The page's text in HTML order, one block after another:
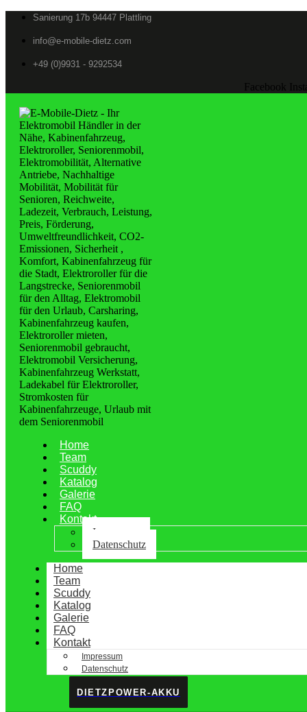
Sanierung 17b 94447 Plattling
info@e-mobile-dietz.com
+49 (0)9931 - 9292534
Facebook
Home
Team
Scuddy
Katalog
Galerie
FAQ
Kontakt
Impressum
Datenschutz
Home
Team
Scuddy
Katalog
Galerie
FAQ
Kontakt
Impressum
Datenschutz
DIETZPOWER-AKKU